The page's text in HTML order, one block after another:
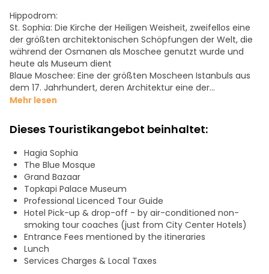
Hippodrom:
St. Sophia: Die Kirche der Heiligen Weisheit, zweifellos eine
der größten architektonischen Schöpfungen der Welt, die
während der Osmanen als Moschee genutzt wurde und
heute als Museum dient
Blaue Moschee: Eine der größten Moscheen Istanbuls aus
dem 17. Jahrhundert, deren Architektur eine der
wichtigsten Verzierungen der Skyline von Istanbul darstellt.
Minarette.
Großer Basar: Der älteste und größte überdachte
Marktplatz der Welt mit fast 4.000 Geschäften, die eine
reiche Auswahl an Teppichen, Schmuck, Leder und
Souvenirs anbieten.
Topkapi-Palast: Der große Palast der osmanischen Sultane
aus dem 15. bis 19. Jahrhundert beherbergt eine exquisite
Sammlung von Zyrstal, Silber und chinesischem Porzellan,
Gewänder der Sultane und ihrer Familien, die berühmten
Juwelen der kaiserlichen Schatzkammer, Miniaturen und
den Heiligen Mantel, in dem Reliquien des Propheten
Mohammed aufbewahrt werden
* Die Schatzkammer und der Harem im Topkapi-Palast
Mehr lesen
Dieses Touristikangebot beinhaltet:
Hagia Sophia
The Blue Mosque
Grand Bazaar
Topkapi Palace Museum
Professional Licenced Tour Guide
Hotel Pick-up & drop-off - by air-conditioned non-
smoking tour coaches (just from City Center Hotels)
Entrance Fees mentioned by the itineraries
Lunch
Services Charges & Local Taxes